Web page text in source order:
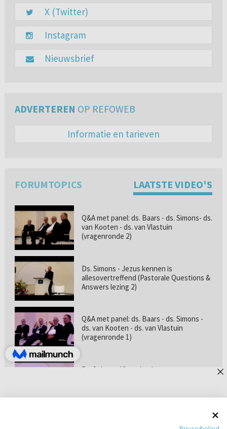
X (Twitter)
Instagram
Nieuwsbrief
ADVERTEREN OP REFOWEB
Informatie en tarieven
FORUMTOPICS LAATSTE VIDEO'S
Q&A met panel: ds. Baars - ds. Simons- ds.
van Kooten - ds. van Vlastuin
(vragenronde 2)
Ds. Simons - Jezus kennen is
allesovertreffend (Pastorale Questions &
Answers lezing 2)
Q&A met panel: ds. Baars - ds. Simons -
ds. van Kooten - ds. van Vlastuin
(vragenronde 1)
Prof. dr. van Vlastuin - Is